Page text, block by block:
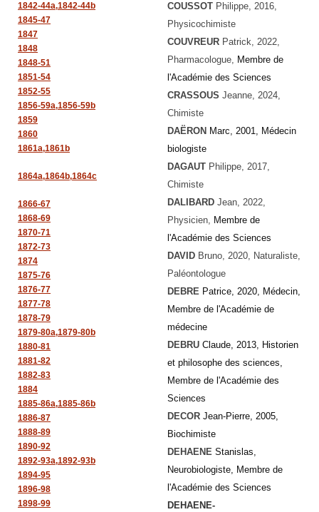
1842-44a,1842-44b
1845-47
1847
1848
1848-51
1851-54
1852-55
1856-59a,1856-59b
1859
1860
1861a,1861b
1864a,1864b,1864c
1866-67
1868-69
1870-71
1872-73
1874
1875-76
1876-77
1877-78
1878-79
1879-80a,1879-80b
1880-81
1881-82
1882-83
1884
1885-86a,1885-86b
1886-87
1888-89
1890-92
1892-93a,1892-93b
1894-95
1896-98
1898-99
COUSSOT Philippe, 2016,
Physicochimiste
COUVREUR Patrick, 2022,
Pharmacologue, Membre de
l'Académie des Sciences
CRASSOUS Jeanne, 2024,
Chimiste
DAËRON Marc, 2001, Médecin
biologiste
DAGAUT Philippe, 2017,
Chimiste
DALIBARD Jean, 2022,
Physicien, Membre de
l'Académie des Sciences
DAVID Bruno, 2020, Naturaliste,
Paléontologue
DEBRE Patrice, 2020, Médecin,
Membre de l'Académie de
médecine
DEBRU Claude, 2013, Historien
et philosophe des sciences,
Membre de l'Académie des
Sciences
DECOR Jean-Pierre, 2005,
Biochimiste
DEHAENE Stanislas,
Neurobiologiste, Membre de
l'Académie des Sciences
DEHAENE-